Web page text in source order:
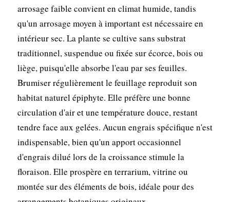
arrosage faible convient en climat humide, tandis
qu'un arrosage moyen à important est nécessaire en
intérieur sec. La plante se cultive sans substrat
traditionnel, suspendue ou fixée sur écorce, bois ou
liège, puisqu'elle absorbe l'eau par ses feuilles.
Brumiser régulièrement le feuillage reproduit son
habitat naturel épiphyte. Elle préfère une bonne
circulation d'air et une température douce, restant
tendre face aux gelées. Aucun engrais spécifique n'est
indispensable, bien qu'un apport occasionnel
d'engrais dilué lors de la croissance stimule la
floraison. Elle prospère en terrarium, vitrine ou
montée sur des éléments de bois, idéale pour des